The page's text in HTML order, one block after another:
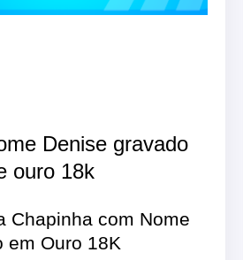
Denise gravado
ouro 18k
Chapinha com Nome
em Ouro 18K